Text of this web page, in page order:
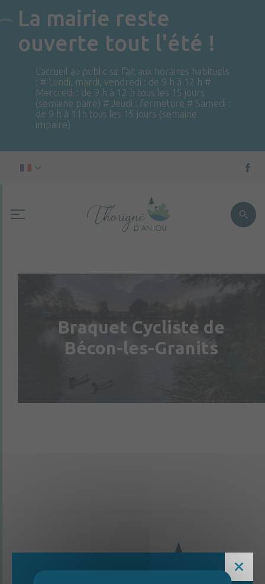
La mairie reste
ouverte tout l'été !
L'accueil au public se fait aux horaires habituels
: # Lundi, mardi, vendredi : de 9 h à 12 h #
Mercredi : de 9 h à 12 h tous les 15 jours
(semaine paire) # Jeudi : fermeture # Samedi :
de 9 h à 11h tous les 15 jours (semaine
impaire)
Braquet Cycliste de
Bécon-les-Granits